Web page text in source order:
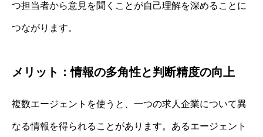
つ担当者から意見を聞くことが自己理解を深めることに
つながります。
メリット：情報の多角性と判断精度の向上
複数エージェントを使うと、一つの求人企業について異
なる情報を得られることがあります。あるエージェント